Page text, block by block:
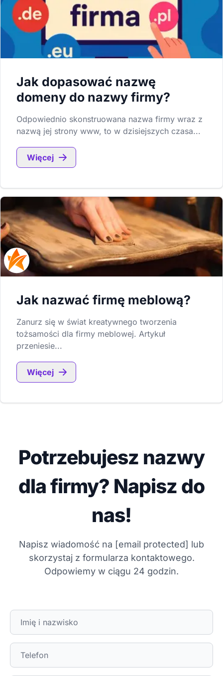
Jak dopasować nazwę
domeny do nazwy firmy?
Odpowiednio skonstruowana nazwa firmy wraz z
nazwą jej strony www, to w dzisiejszych czasa...
Więcej
Jak nazwać firmę meblową?
Zanurz się w świat kreatywnego tworzenia
tożsamości dla firmy meblowej. Artykuł
przeniesie...
Więcej
Potrzebujesz nazwy
dla firmy? Napisz do
nas!
Napisz wiadomość na [email protected] lub
skorzystaj z formularza kontaktowego.
Odpowiemy w ciągu 24 godzin.